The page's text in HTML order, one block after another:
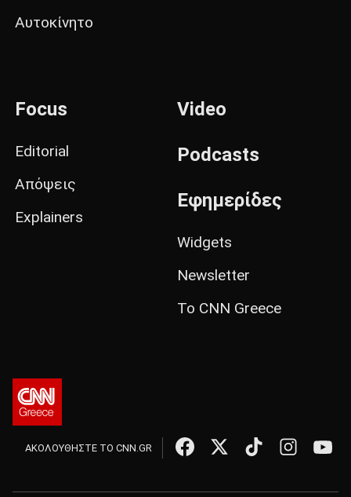
Αυτοκίνητο
Focus
Editorial
Απόψεις
Explainers
Video
Podcasts
Εφημερίδες
Widgets
Newsletter
Το CNN Greece
ΑΚΟΛΟΥΘΗΣΤΕ ΤΟ CNN.GR